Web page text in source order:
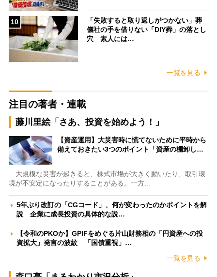
10
「失敗すると取り返しがつかない」葬
儀社の手を借りない「DIY葬」の落とし
穴 素人には…
一覧を見る
注目の著者・連載
藤川里絵「さあ、投資を始めよう！」
【資産運用】大災害時に慌てないために平時から
備えておきたい3つのポイント「資産の棚卸し…
大規模な災害が起きると、株式市場が大きく動いたり、取引環
境が不安定になったりすることがある。一方…
5年ぶり改訂の「CGコード」、何が変わったのかポイントを解
説 企業に成長投資の具体的な説…
【令和のPKOか】GPIFをめぐる片山財務相の「円資産への投
資拡大」発言の波紋 「国債重視」…
一覧を見る